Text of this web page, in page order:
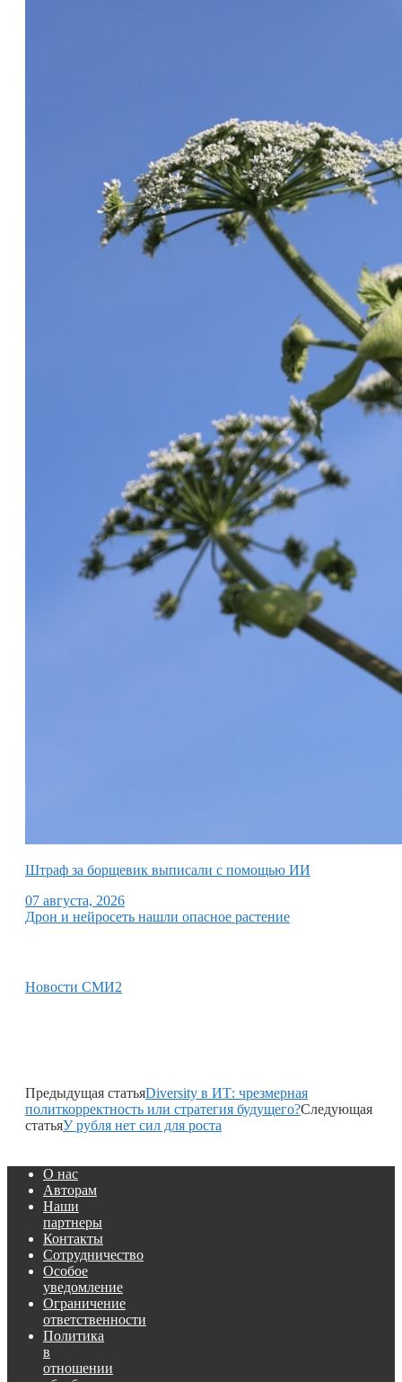
Штраф за борщевик выписали с помощью ИИ
07 августа, 2026
Дрон и нейросеть нашли опасное растение
Новости СМИ2
Предыдущая статьяDiversity в ИТ: чрезмерная
политкорректность или стратегия будущего?Следующая
статьяУ рубля нет сил для роста
О нас
Авторам
Наши
партнеры
Контакты
Сотрудничество
Особое
уведомление
Ограничение
ответственности
Политика
в
отношении